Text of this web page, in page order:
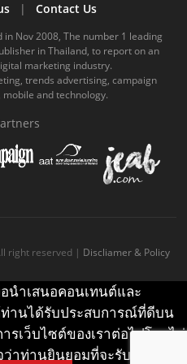
m
e
a
g
r
a
.
o
k
.
c
m
| Contact Us
Nov 2008, The number 1 leading
in Thailand, to report on an
marketing industry.
trends advertising, campaign
and technology.
right reserved | Discliamer & Policy
นำเสนอคอนเทนต์และ
านได้รับประสบการณ์ที่ดีบน
รเว็บไซต์ของเราต่อไปโดยไม่
ว่าท่านยินยอมที่จะรับคุกกี้บน